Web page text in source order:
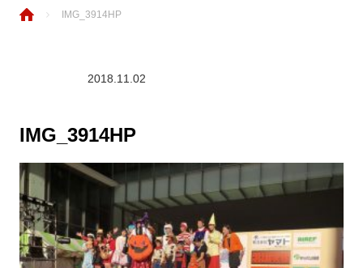
IMG_3914HP
2018.11.02
IMG_3914HP